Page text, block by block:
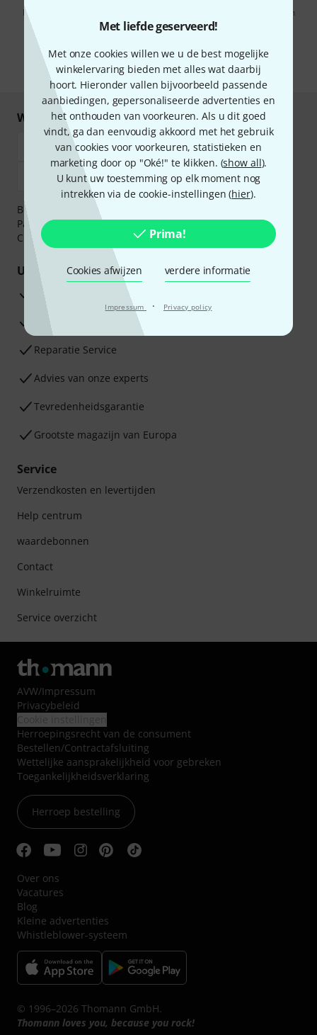
Met liefde geserveerd!
Met onze cookies willen we u de best mogelijke
winkelervaring bieden met alles wat daarbij
hoort. Hieronder vallen bijvoorbeeld passende
aanbiedingen, gepersonaliseerde advertenties en
het onthouden van voorkeuren. Als u dit goed
vindt, ga dan eenvoudig akkoord met het gebruik
van cookies voor voorkeuren, statistieken en
marketing door op "Oké!" te klikken. (show all).
U kunt uw toestemming op elk moment nog
intrekken via de cookie-instellingen (hier).
Prima!
Cookies afwijzen verdere informatie
Impressum · Privacy policy
Door op "Registreer nu" te klikken, gaat u akkoord met het ontvangen
van e-mailreclame. U kunt zich op elk moment afmelden. Meer
informatie over de nieuwsbrief vindt u in onze
* Benodigd
Winkel en betaal veilig
Betaalt u veilig en vertrouwd met Bankoverschrijving,
PayPal, iDEAL,Klarna Betaal Nu,Klarna Betaal in 3of
Creditcard.
Uw voordelen
3 jaar Thomann garantie
30 dagen Money Back-garantie
Reparatie Service
Advies van onze experts
Tevredenheidsgarantie
Grootste magazijn van Europa
Service
Verzendkosten en levertijden
Help centrum
waardebonnen
Contact
Winkelruimte
Service overzicht
AVW/Impressum
Privacybeleid
Herroepingsrecht van de consument
Bestellen/Contractafsluiting
Wettelijke aansprakelijkheid voor gebreken
Toegankelijkheidsverklaring
Herroep bestelling
Over ons
Vacatures
Blog
Kleine advertenties
Whistleblower-systeem
© 1996–2026 Thomann GmbH.
Thomann loves you, because you rock!